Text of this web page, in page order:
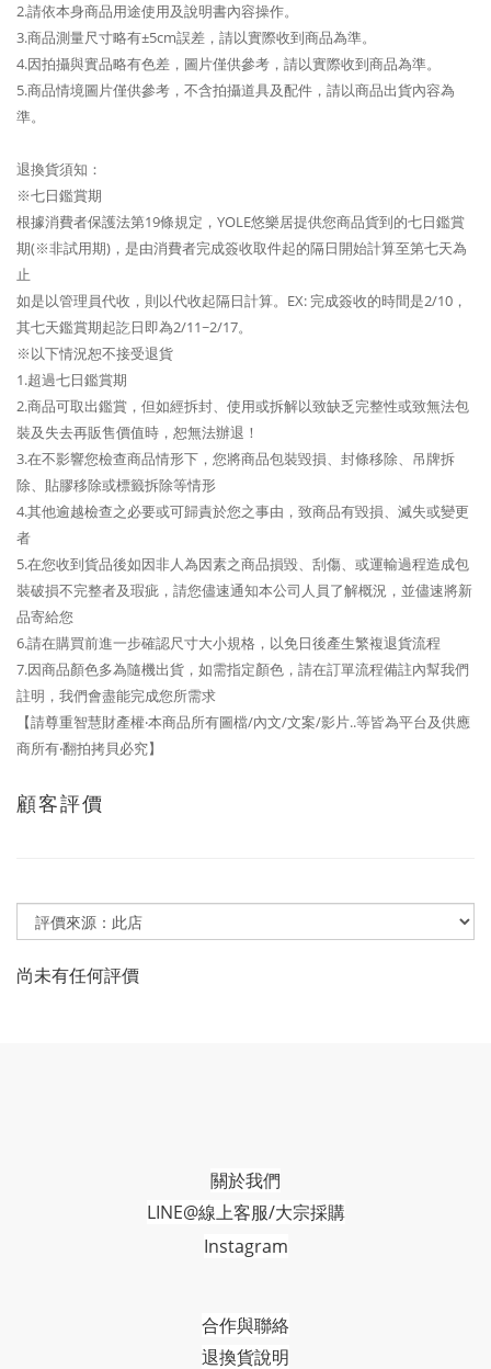
2.請依本身商品用途使用及說明書內容操作。
3.商品測量尺寸略有±5cm誤差，請以實際收到商品為準。
4.因拍攝與實品略有色差，圖片僅供參考，請以實際收到商品為準。
5.商品情境圖片僅供參考，不含拍攝道具及配件，請以商品出貨內容為
準。
退換貨須知：
※七日鑑賞期
根據消費者保護法第19條規定，YOLE悠樂居提供您商品貨到的七日鑑賞
期(※非試用期)，是由消費者完成簽收取件起的隔日開始計算至第七天為
止
如是以管理員代收，則以代收起隔日計算。EX: 完成簽收的時間是2/10，
其七天鑑賞期起訖日即為2/11~2/17。
※以下情況恕不接受退貨
1.超過七日鑑賞期
2.商品可取出鑑賞，但如經拆封、使用或拆解以致缺乏完整性或致無法包
裝及失去再販售價值時，恕無法辦退！
3.在不影響您檢查商品情形下，您將商品包裝毀損、封條移除、吊牌拆
除、貼膠移除或標籤拆除等情形
4.其他逾越檢查之必要或可歸責於您之事由，致商品有毀損、滅失或變更
者
5.在您收到貨品後如因非人為因素之商品損毀、刮傷、或運輸過程造成包
裝破損不完整者及瑕疵，請您儘速通知本公司人員了解概況，並儘速將新
品寄給您
6.請在購買前進一步確認尺寸大小規格，以免日後產生繁複退貨流程
7.因商品顏色多為隨機出貨，如需指定顏色，請在訂單流程備註內幫我們
註明，我們會盡能完成您所需求
【請尊重智慧財產權‧本商品所有圖檔/內文/文案/影片..等皆為平台及供應
商所有‧翻拍拷貝必究】
顧客評價
尚未有任何評價
關於我們
LINE@線上客服/大宗採購
Instagram
合作與聯絡
退換貨說明